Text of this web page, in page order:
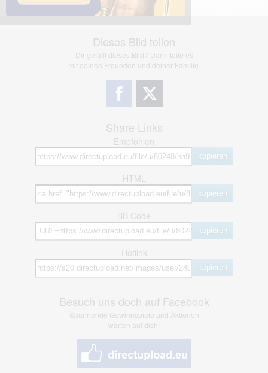
Dieses Bild teilen
Dir gefällt dieses Bild? Dann teile es
mit deinen Freunden und deiner Familie.
Share Links
Empfohlen
kopieren
HTML
kopieren
BB Code
kopieren
Hotlink
kopieren
Besuch uns doch auf Facebook
Spannende Gewinnspiele und Aktionen
warten auf dich!